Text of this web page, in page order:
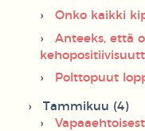
Onko kaikki
Anteeks, että
Polttopuut
Tammikuu (4)